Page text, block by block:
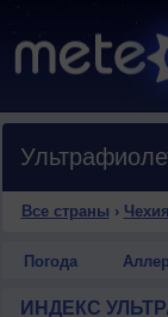
Все страны › Чехия
Погода
ИНДЕКС